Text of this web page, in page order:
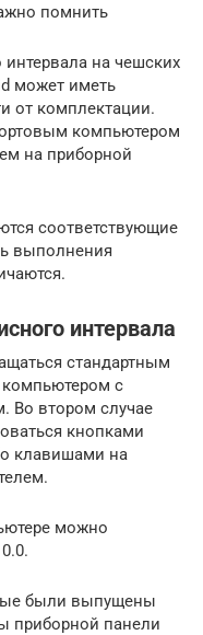
помнить
на чешских
может иметь
от комплектации.
компьютером
на приборной
соответствующие
выполнения
интервала
стандартным
с
Во втором случае
кнопками
клавишами на
можно
были выпущены
приборной панели